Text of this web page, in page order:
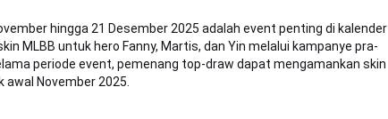
hingga 21 Desember 2025 adalah event penting di kalender
MLBB untuk hero Fanny, Martis, dan Yin melalui kampanye pra-
periode event, pemenang top-draw dapat mengamankan skin
November 2025.